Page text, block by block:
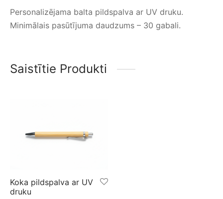
Personalizējama balta pildspalva ar UV druku.
Minimālais pasūtījuma daudzums – 30 gabali.
Saistītie Produkti
Koka pildspalva ar UV
druku